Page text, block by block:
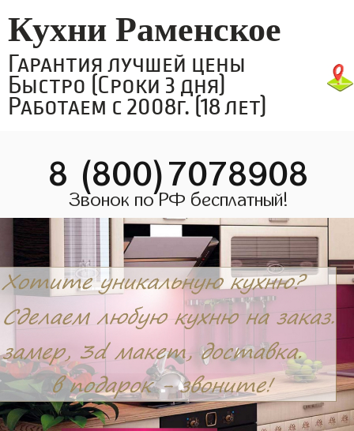
Кухни Раменское
Гарантия лучшей цены
Быстро (Сроки 3 дня)
Работаем с 2008г. (18 лет)
8 (800)7078908
Звонок по РФ бесплатный!